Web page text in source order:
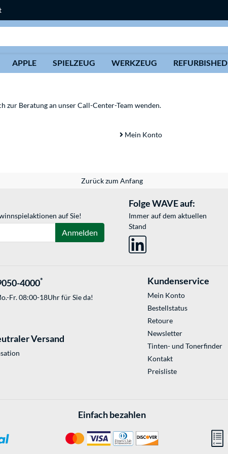
APPLE SPIELZEUG WERKZEUG REFURBISHED
zur Beratung an unser Call-Center-Team wenden.
Mein Konto
Zurück zum Anfang
auf Sie!
Anmelden
Folge WAVE auf:
Immer auf dem aktuellen
Stand
4000*
Fr. 08:00-18Uhr für Sie da!
Versand
Kundenservice
Mein Konto
Bestellstatus
Retoure
Newsletter
Tinten- und Tonerfinder
Kontakt
Preisliste
Einfach bezahlen